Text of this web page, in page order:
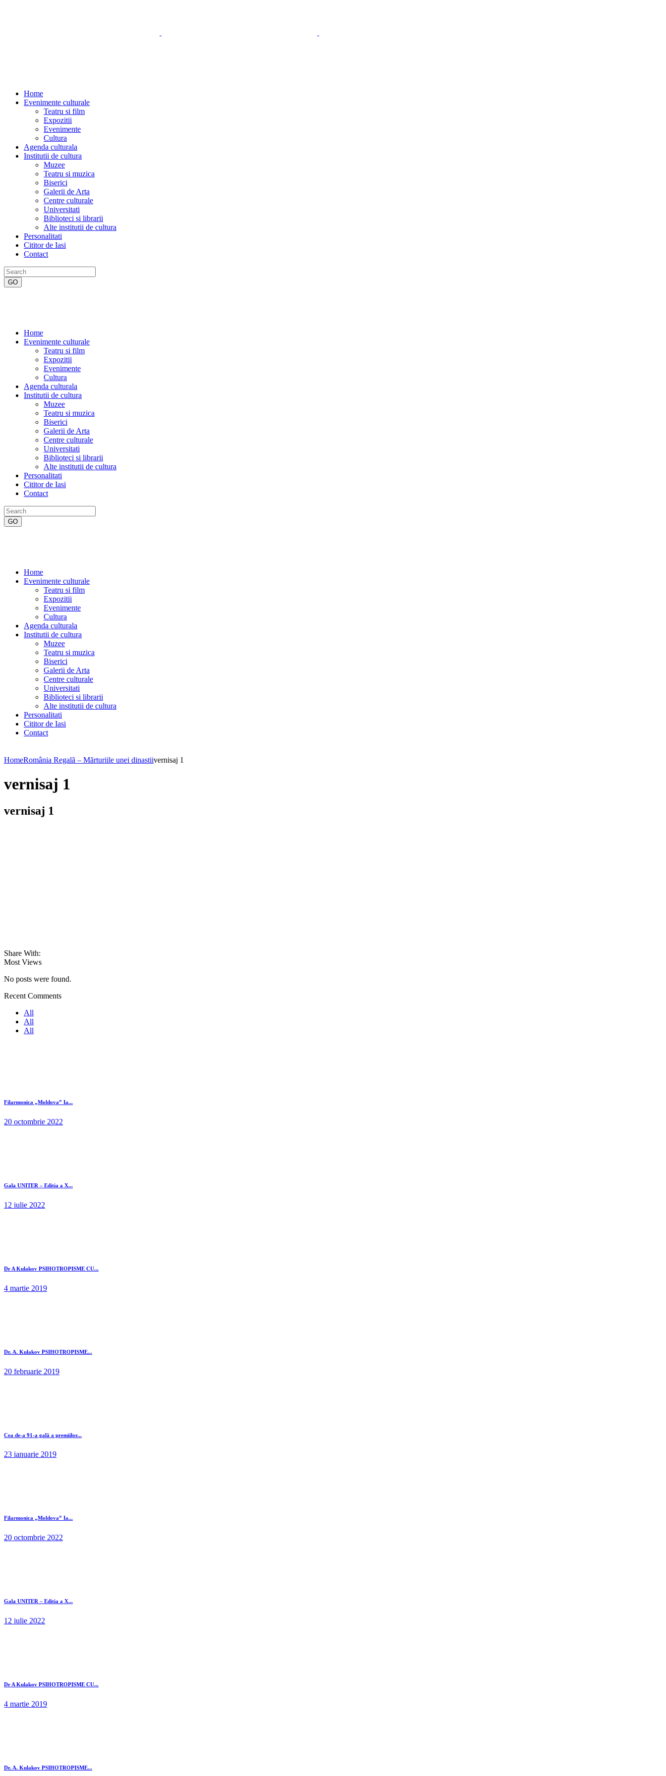
Home
Evenimente culturale
Teatru si film
Expozitii
Evenimente
Cultura
Agenda culturala
Institutii de cultura
Muzee
Teatru si muzica
Biserici
Galerii de Arta
Centre culturale
Universitati
Biblioteci si librarii
Alte institutii de cultura
Personalitati
Cititor de Iasi
Contact
Home
Evenimente culturale
Teatru si film
Expozitii
Evenimente
Cultura
Agenda culturala
Institutii de cultura
Muzee
Teatru si muzica
Biserici
Galerii de Arta
Centre culturale
Universitati
Biblioteci si librarii
Alte institutii de cultura
Personalitati
Cititor de Iasi
Contact
Home
Evenimente culturale
Teatru si film
Expozitii
Evenimente
Cultura
Agenda culturala
Institutii de cultura
Muzee
Teatru si muzica
Biserici
Galerii de Arta
Centre culturale
Universitati
Biblioteci si librarii
Alte institutii de cultura
Personalitati
Cititor de Iasi
Contact
HomeRomânia Regală – Mărturiile unei dinastiivernisaj 1
vernisaj 1
vernisaj 1
Share With:
Most Views
No posts were found.
Recent Comments
All
All
All
Filarmonica „Moldova” Ia...
20 octombrie 2022
Gala UNITER – Editia a X...
12 iulie 2022
Dr A Kulakov PSIHOTROPISME CU...
4 martie 2019
Dr. A. Kulakov PSIHOTROPISME...
20 februarie 2019
Cea de-a 91-a gală a premiilor...
23 ianuarie 2019
Filarmonica „Moldova” Ia...
20 octombrie 2022
Gala UNITER – Editia a X...
12 iulie 2022
Dr A Kulakov PSIHOTROPISME CU...
4 martie 2019
Dr. A. Kulakov PSIHOTROPISME...